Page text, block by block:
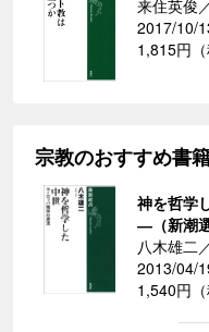
来住英俊
2017/10/
1,815円（
宗教のおすすめ書
神を哲学
―（新潮
八木雄二
2013/04/
1,540円（